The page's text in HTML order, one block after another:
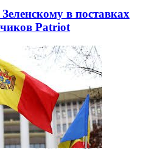
в поставках
Patriot